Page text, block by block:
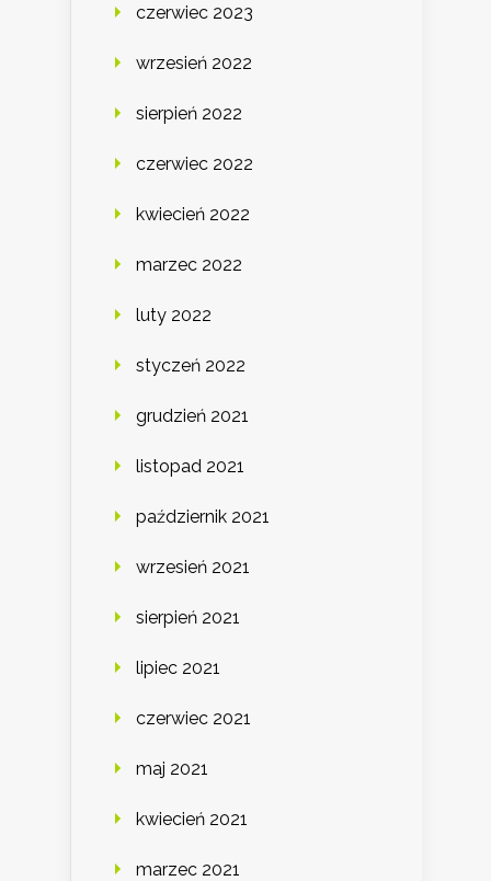
czerwiec 2023
wrzesień 2022
sierpień 2022
czerwiec 2022
kwiecień 2022
marzec 2022
luty 2022
styczeń 2022
grudzień 2021
listopad 2021
październik 2021
wrzesień 2021
sierpień 2021
lipiec 2021
czerwiec 2021
maj 2021
kwiecień 2021
marzec 2021